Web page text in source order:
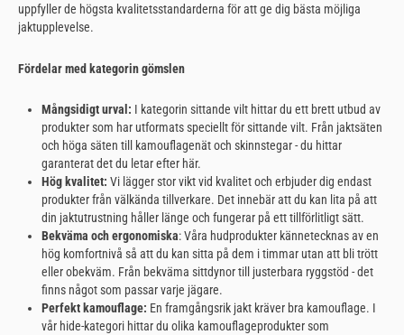
uppfyller de högsta kvalitetsstandarderna för att ge dig bästa möjliga
jaktupplevelse.
Fördelar med kategorin gömslen
Mångsidigt urval: I kategorin sittande vilt hittar du ett brett utbud av
produkter som har utformats speciellt för sittande vilt. Från jaktsäten
och höga säten till kamouflagenät och skinnstegar - du hittar
garanterat det du letar efter här.
Hög kvalitet: Vi lägger stor vikt vid kvalitet och erbjuder dig endast
produkter från välkända tillverkare. Det innebär att du kan lita på att
din jaktutrustning håller länge och fungerar på ett tillförlitligt sätt.
Bekväma och ergonomiska: Våra hudprodukter kännetecknas av en
hög komfortnivå så att du kan sitta på dem i timmar utan att bli trött
eller obekväm. Från bekväma sittdynor till justerbara ryggstöd - det
finns något som passar varje jägare.
Perfekt kamouflage: En framgångsrik jakt kräver bra kamouflage. I
vår hide-kategori hittar du olika kamouflageprodukter som